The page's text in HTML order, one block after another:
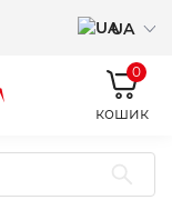
UA
0
кошик